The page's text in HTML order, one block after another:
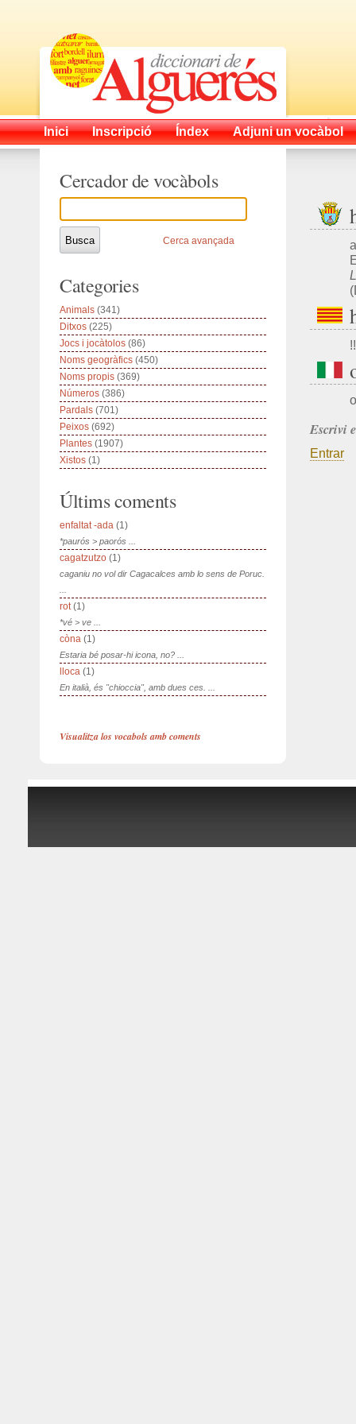
Inici Inscripció Índex Adjuni un vocàbol
!!
Escrivi
Entrar
Cercador de vocàbols
Cerca avançada
Categories
Animals (341)
Ditxos (225)
Jocs i jocàtolos (86)
Noms geogràfics (450)
Noms propis (369)
Números (386)
Pardals (701)
Peixos (692)
Plantes (1907)
Xistos (1)
Últims coments
enfaltat -ada (1)
*paurós > paorós ...
cagatzutzo (1)
caganiu no vol dir Cagacalces amb lo sens de Poruc.
rot(1)
*vé > ve ...
còna (1)
Estaria bé posar-hi icona, no? ...
lloca (1)
En italià, és "chioccia", amb dues ces. ...
Visualitza los vocabols amb coments